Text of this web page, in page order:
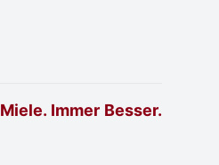
Miele. Immer Besser.